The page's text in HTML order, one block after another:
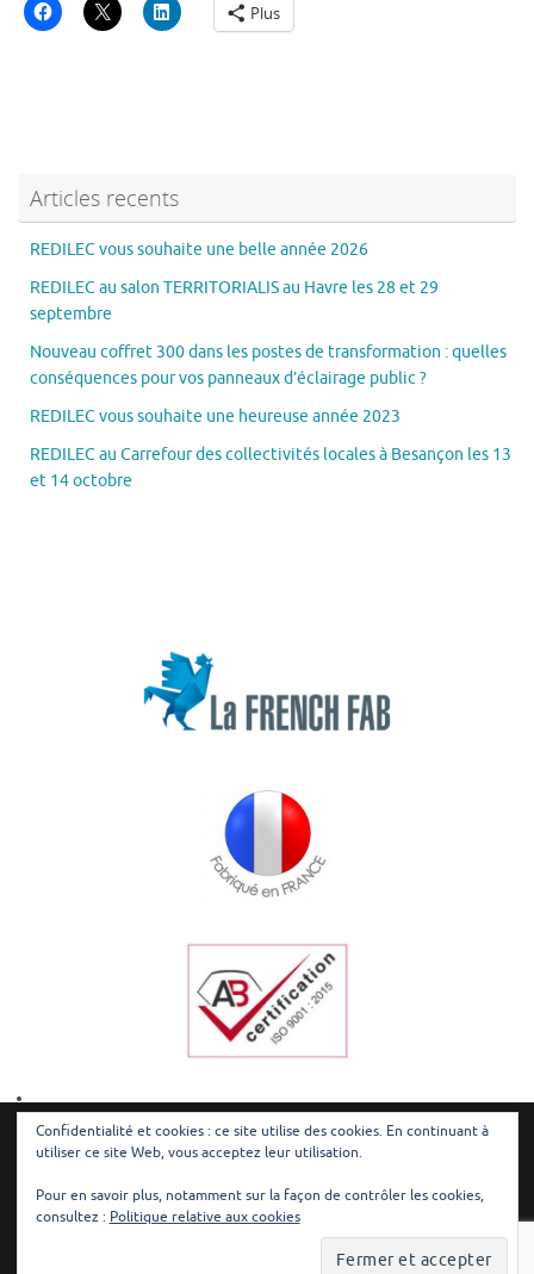
Plus
Articles recents
REDILEC vous souhaite une belle année 2026
REDILEC au salon TERRITORIALIS au Havre les 28 et 29
septembre
Nouveau coffret 300 dans les postes de transformation : quelles
conséquences pour vos panneaux d’éclairage public ?
REDILEC vous souhaite une heureuse année 2023
REDILEC au Carrefour des collectivités locales à Besançon les 13
et 14 octobre
© Redilec - Tous droits réservés | Mentions légales| Plan du site
Confidentialité et cookies : ce site utilise des cookies. En continuant à
utiliser ce site Web, vous acceptez leur utilisation.
Pour en savoir plus, notamment sur la façon de contrôler les cookies,
consultez : Politique relative aux cookies